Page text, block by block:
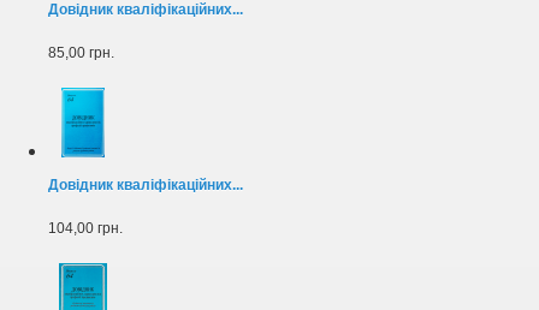
Довідник кваліфікаційних...
85,00 грн.
Довідник кваліфікаційних...
104,00 грн.